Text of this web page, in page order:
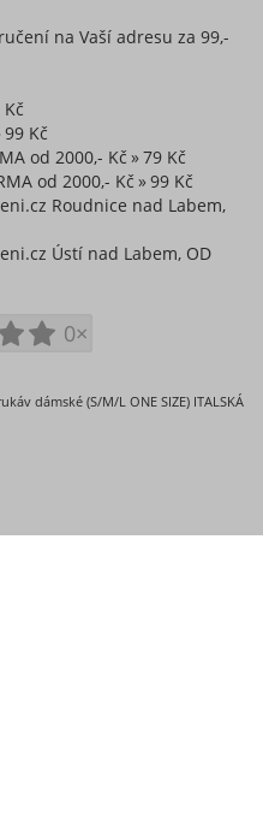
na Vaší adresu za 99,-
Kč
99 Kč
od 2000,- Kč
79 Kč
od 2000,- Kč
99 Kč
Roudnice nad Labem,
Ústí nad Labem, OD
0×
dámské (S/M/L ONE SIZE) ITALSKÁ